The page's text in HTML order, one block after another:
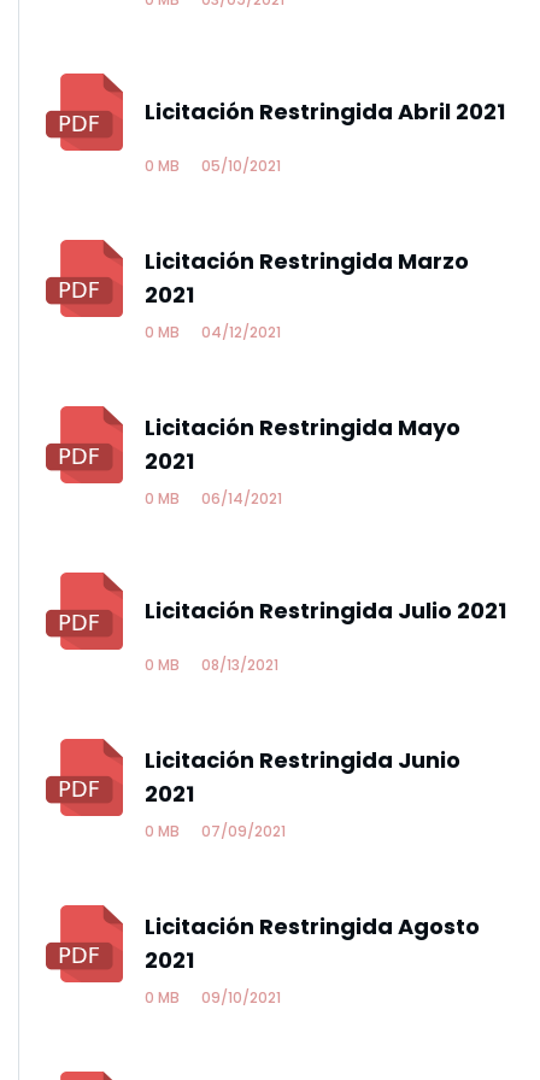
Licitación Restringida Abril 2021
0 MB 05/10/2021
Licitación Restringida Marzo
2021
0 MB 04/12/2021
Licitación Restringida Mayo
2021
0 MB 06/14/2021
Licitación Restringida Julio 2021
0 MB 08/13/2021
Licitación Restringida Junio
2021
0 MB 07/09/2021
Licitación Restringida Agosto
2021
0 MB 09/10/2021